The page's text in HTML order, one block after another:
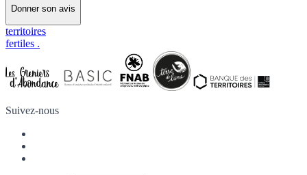
Donner son avis
territoires
fertiles .
Suivez-nous